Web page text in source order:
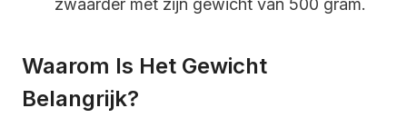
zwaarder met zijn gewicht van 500 gram.
Waarom Is Het Gewicht
Belangrijk?